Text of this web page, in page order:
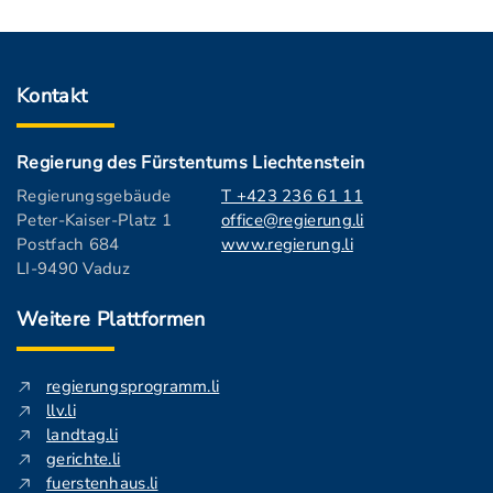
Kontakt
Regierung des Fürstentums Liechtenstein
Regierungsgebäude
Peter-Kaiser-Platz 1
Postfach 684
LI-9490 Vaduz
T +423 236 61 11
office@regierung.li
www.regierung.li
Weitere Plattformen
regierungsprogramm.li
llv.li
landtag.li
gerichte.li
fuerstenhaus.li